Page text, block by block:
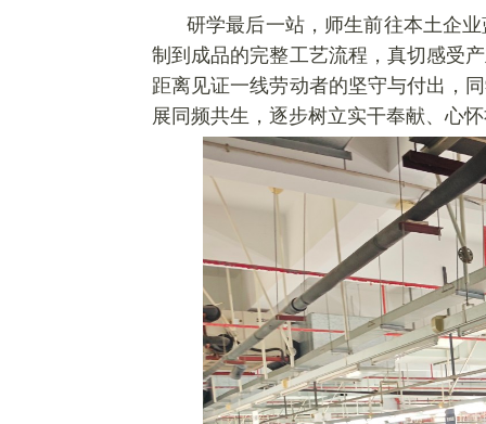
研学最后一站，师生前往本土企业
制到成品的完整工艺流程，真切感受
距离见证一线劳动者的坚守与付出，
展同频共生，逐步树立实干奉献、心